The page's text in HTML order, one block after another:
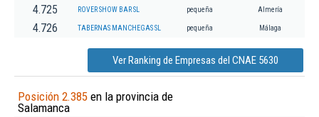
4.725 ROVER SHOW BAR SL pequeña Almería
4.726 TABERNAS MANCHEGAS SL pequeña Málaga
Ver Ranking de Empresas del CNAE 5630
Posición 2.385 en la provincia de
Salamanca